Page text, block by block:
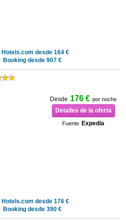
Hotels.com desde 164 €
Booking desde 907 €
Desde 176 € por noche
Detalles de la oferta
Fuente Expedia
Hotels.com desde 176 €
Booking desde 390 €